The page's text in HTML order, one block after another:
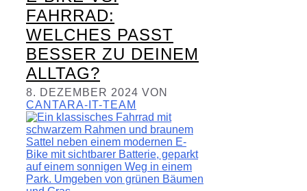
FAHRRAD:
WELCHES PASST
BESSER ZU DEINEM
ALLTAG?
8. DEZEMBER 2024 VON
CANTARA-IT-TEAM